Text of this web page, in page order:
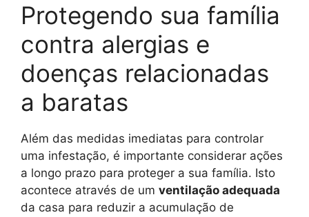
Protegendo sua família
contra alergias e
doenças relacionadas
a baratas
Além das medidas imediatas para controlar
uma infestação, é importante considerar ações
a longo prazo para proteger a sua família. Isto
acontece através de um ventilação adequada
da casa para reduzir a acumulação de